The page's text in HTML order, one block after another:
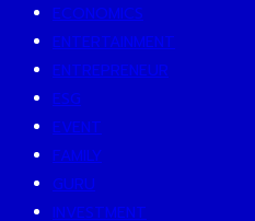
ECONOMICS
ENTERTAINMENT
ENTREPRENEUR
ESG
EVENT
FAMILY
GURU
INVESTMENT